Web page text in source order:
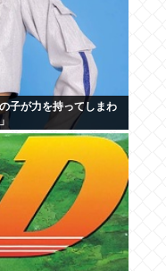
子が力を持ってしまわ